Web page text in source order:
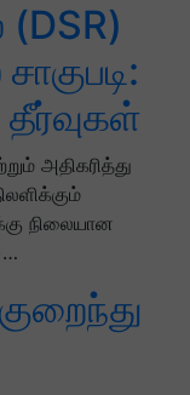
(DSR)
அதிகரித்து
நிலையான